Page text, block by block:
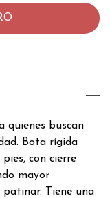
quienes buscan
Bota rígida
con cierre
mayor
Tiene una